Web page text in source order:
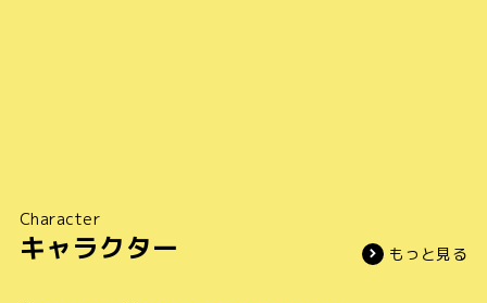
Character
キャラクター もっと見る